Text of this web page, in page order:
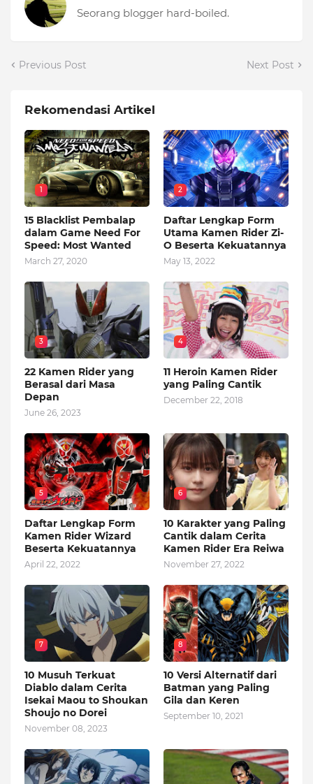
Seorang blogger hard-boiled.
Previous Post Next Post
Rekomendasi Artikel
1
15 Blacklist Pembalap
dalam Game Need For
Speed: Most Wanted
March 27, 2020
2
Daftar Lengkap Form
Utama Kamen Rider Zi-
O Beserta Kekuatannya
May 13, 2022
3
22 Kamen Rider yang
Berasal dari Masa
Depan
June 26, 2023
4
11 Heroin Kamen Rider
yang Paling Cantik
December 22, 2018
5
Daftar Lengkap Form
Kamen Rider Wizard
Beserta Kekuatannya
April 22, 2022
6
10 Karakter yang Paling
Cantik dalam Cerita
Kamen Rider Era Reiwa
November 27, 2022
7
10 Musuh Terkuat
Diablo dalam Cerita
Isekai Maou to Shoukan
Shoujo no Dorei
November 08, 2023
8
10 Versi Alternatif dari
Batman yang Paling
Gila dan Keren
September 10, 2021